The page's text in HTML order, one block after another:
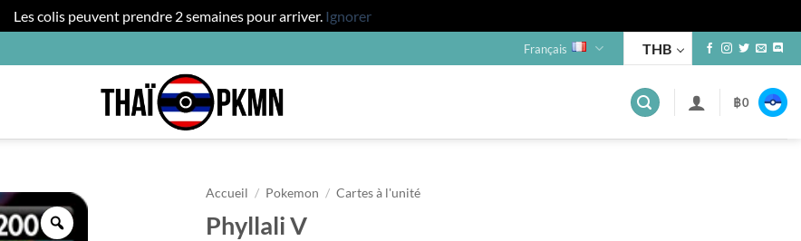
Les colis peuvent prendre 2 semaines pour arriver. Ignorer
Français THB
฿0
Zoom
Accueil / Pokemon / Cartes à l'unité
Phyllali V